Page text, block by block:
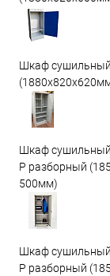
Шкаф
Шкаф
Р разборный
500мм)
Шкаф
Р разборный